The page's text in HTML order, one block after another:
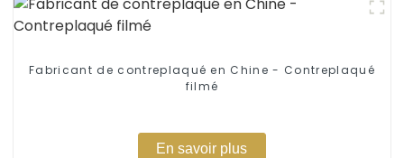
Fabricant de contreplaqué en Chine - Contreplaqué
filmé
En savoir plus